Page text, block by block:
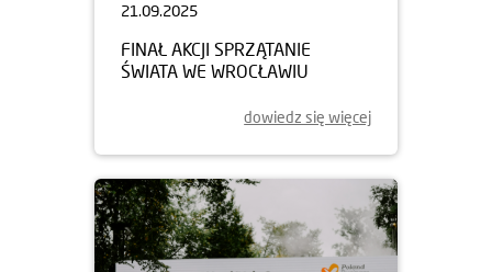
21.09.2025
FINAŁ AKCJI SPRZĄTANIE
ŚWIATA WE WROCŁAWIU
dowiedz się więcej